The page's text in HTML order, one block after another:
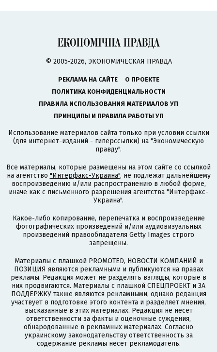
© 2005-2026, ЭКОНОМИЧЕСКАЯ ПРАВДА
РЕКЛАМА НА САЙТЕ
О ПРОЕКТЕ
ПОЛИТИКА КОНФИДЕНЦИАЛЬНОСТИ
ПРАВИЛА ИСПОЛЬЗОВАНИЯ МАТЕРИАЛОВ УП
ПРИНЦИПЫ И ПРАВИЛА РАБОТЫ УП
Использование материалов сайта только при условии ссылки
(для интернет-изданий - гиперссылки) на "Экономическую
правду".
Все материалы, которые размещены на этом сайте со ссылкой
на агентство "Интерфакс-Украина", не подлежат дальнейшему
воспроизведению и/или распространению в любой форме,
иначе как с письменного разрешения агентства "Интерфакс-
Украина".
Какое-либо копирование, перепечатка и воспроизведение
фотографических произведений и/или аудиовизуальных
произведений правообладателя Getty Images строго
запрещены.
Материалы с плашкой PROMOTED, НОВОСТИ КОМПАНИЙ и
ПОЗИЦИЯ являются рекламными и публикуются на правах
рекламы. Редакция может не разделять взгляды, которые в
них продвигаются. Материалы с плашкой СПЕЦПРОЕКТ и ЗА
ПОДДЕРЖКУ также являются рекламными, однако редакция
участвует в подготовке этого контента и разделяет мнения,
высказанные в этих материалах. Редакция не несет
ответственности за факты и оценочные суждения,
обнародованные в рекламных материалах. Согласно
украинскому законодательству ответственность за
содержание рекламы несет рекламодатель.